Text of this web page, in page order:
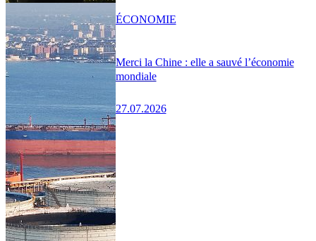
Merci la Chine : elle a sauvé l’économie
mondiale
27.07.2026
ÉCONOMIE